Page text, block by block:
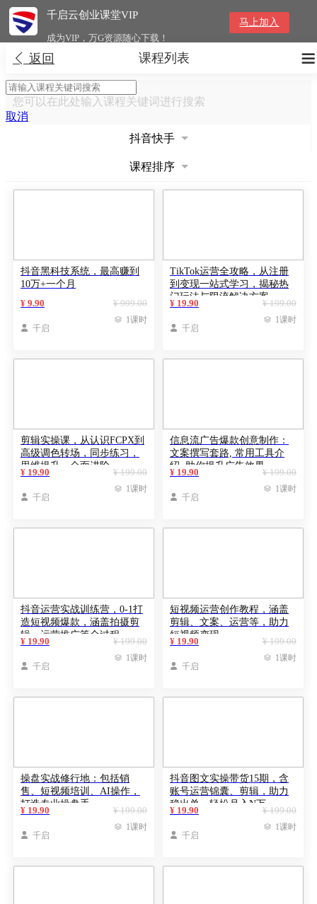
千启云创业课堂VIP
成为VIP，万G资源随心下载！
马上加入
 返回 
课程列表
您可以在此处输入课程关键词进行搜索
取消
抖音快手
课程排序
抖音黑科技系统，最高赚到
10万+一个月
¥ 999.00
¥ 9.90
 千启
 1课时
TikTok运营全攻略，从注册
到变现一站式学习，揭秘热
门玩法与限流解决方案
¥ 199.00
¥ 19.90
 千启
 1课时
剪辑实操课，从认识FCPX到
高级调色转场，同步练习，
思维提升，全面进阶
¥ 199.00
¥ 19.90
 千启
 1课时
信息流广告爆款创意制作：
文案撰写套路, 常用工具介
绍, 助你提升广告效果
¥ 199.00
¥ 19.90
 千启
 1课时
抖音运营实战训练营，0-1打
造短视频爆款，涵盖拍摄剪
辑、运营推广等全过程
¥ 199.00
¥ 19.90
 千启
 1课时
短视频运营创作教程，涵盖
剪辑、文案、运营等，助力
短视频变现
¥ 199.00
¥ 19.90
 千启
 1课时
操盘实战修行地：包括销
售、短视频培训、AI操作，
打造专业操盘手
¥ 199.00
¥ 19.90
 千启
 1课时
抖音图文实操带货15期，含
账号运营锦囊、剪辑，助力
稳出单，轻松月入N万
¥ 199.00
¥ 19.90
 千启
 1课时